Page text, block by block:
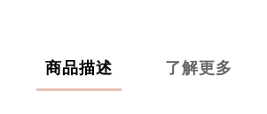
商品描述 了解更多